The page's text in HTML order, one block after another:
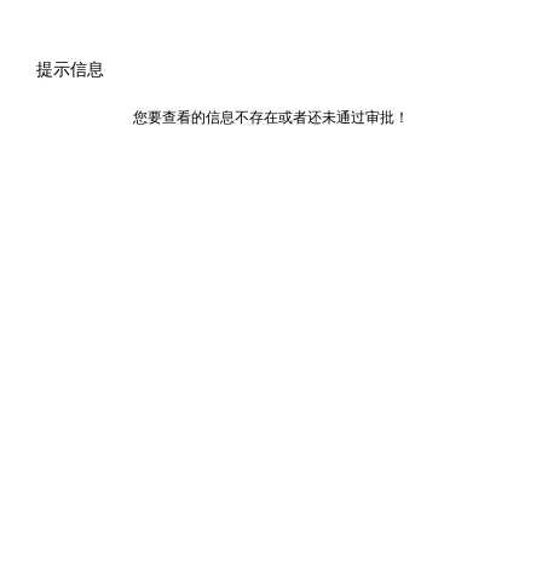
提示信息
您要查看的信息不存在或者还未通过审批！